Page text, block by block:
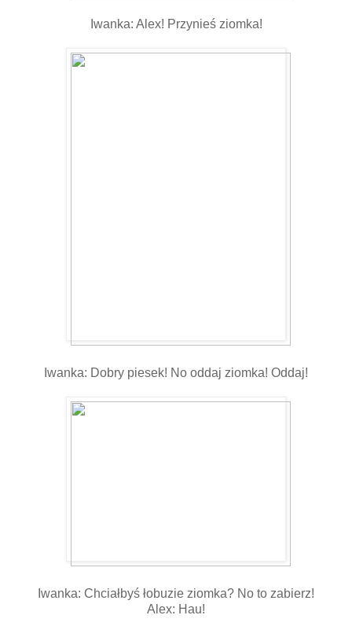
Iwanka: Alex! Przynieś ziomka!
Iwanka: Dobry piesek! No oddaj ziomka! Oddaj!
Iwanka: Chciałbyś łobuzie ziomka? No to zabierz!
Alex: Hau!